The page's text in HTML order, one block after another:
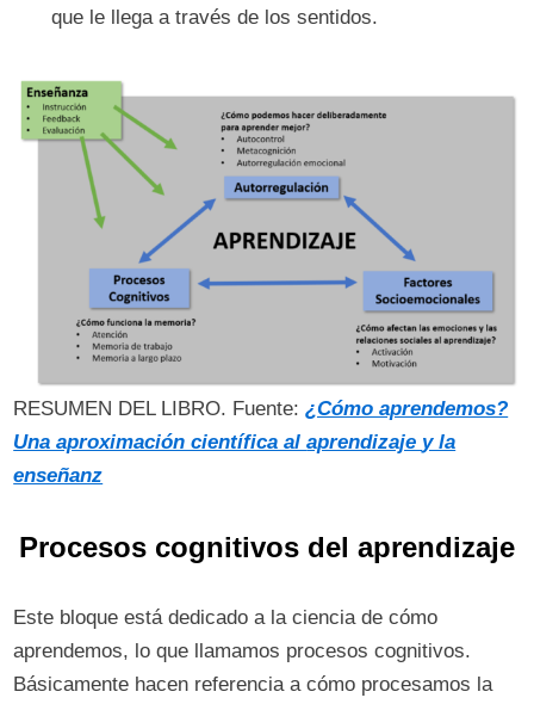
que le llega a través de los sentidos.
RESUMEN DEL LIBRO. Fuente:¿Cómo aprendemos?
Una aproximación científica alaprendizaje y la
enseñanz
Procesos cognitivos del aprendizaje
Este bloque está dedicado a la ciencia de cómo
aprendemos, lo que llamamos procesos cognitivos.
Básicamente hacen referencia a cómo procesamos la